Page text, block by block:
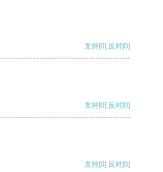
支持[0] 反对[0]
支持[0] 反对[0]
支持[0] 反对[0]